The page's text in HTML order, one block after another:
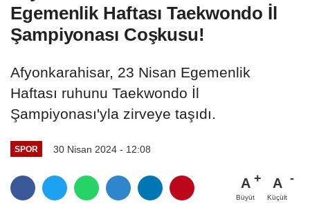
Egemenlik Haftası Taekwondo İl
Şampiyonası Coşkusu!
Afyonkarahisar, 23 Nisan Egemenlik
Haftası ruhunu Taekwondo İl
Şampiyonası'yla zirveye taşıdı.
SPOR 30 Nisan 2024 - 12:08
A
Büyüt
A
Küçült